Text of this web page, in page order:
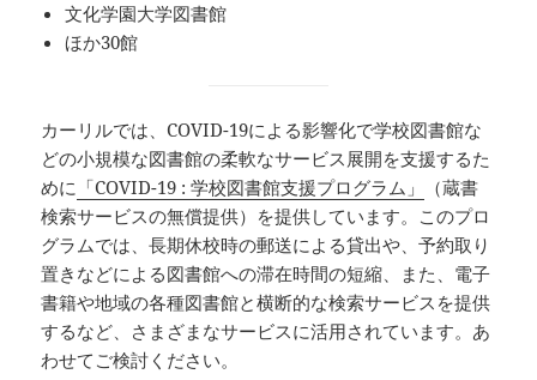
文化学園大学図書館
ほか30館
カーリルでは、COVID-19による影響化で学校図書館な
どの小規模な図書館の柔軟なサービス展開を支援するた
めに 「COVID-19 : 学校図書館支援プログラム」
（蔵書
検索サービスの無償提供）を提供しています。このプロ
グラムでは、長期休校時の郵送による貸出や、予約取り
置きなどによる図書館への滞在時間の短縮、また、電子
書籍や地域の各種図書館と横断的な検索サービスを提供
するなど、さまざまなサービスに活用されています。あ
わせてご検討ください。